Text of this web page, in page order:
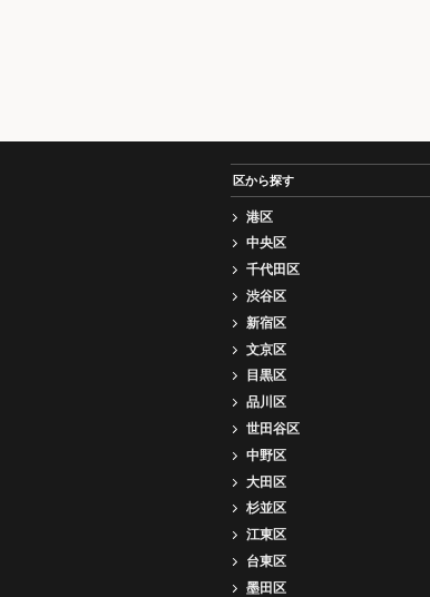
区から探す
港区
中央区
千代田区
渋谷区
新宿区
文京区
目黒区
品川区
世田谷区
中野区
大田区
杉並区
江東区
台東区
墨田区